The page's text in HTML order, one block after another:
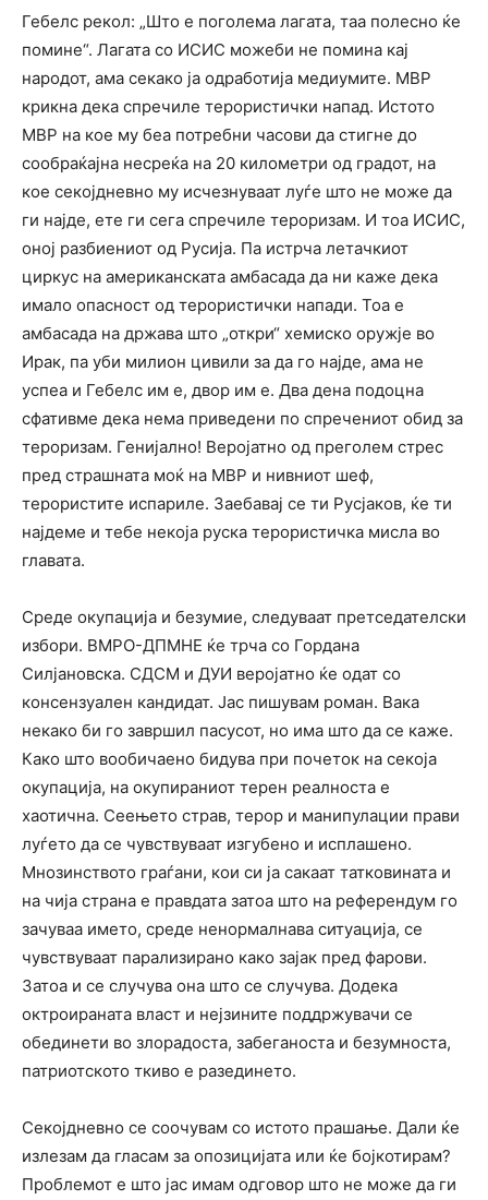
Гебелс рекол: „Што е поголема лагата, таа полесно ќе
помине“. Лагата со ИСИС можеби не помина кај
народот, ама секако ја одработија медиумите. МВР
крикна дека спречиле терористички напад. Истото
МВР на кое му беа потребни часови да стигне до
сообраќајна несреќа на 20 километри од градот, на
кое секојдневно му исчезнуваат луѓе што не може да
ги најде, ете ги сега спречиле тероризам. И тоа ИСИС,
оној разбиениот од Русија. Па истрча летачкиот
циркус на американската амбасада да ни каже дека
имало опасност од терористички напади. Тоа е
амбасада на држава што „откри“ хемиско оружје во
Ирак, па уби милион цивили за да го најде, ама не
успеа и Гебелс им е, двор им е. Два дена подоцна
сфативме дека нема приведени по спречениот обид за
тероризам. Генијално! Веројатно од преголем стрес
пред страшната моќ на МВР и нивниот шеф,
терористите испариле. Заебавај се ти Русјаков, ќе ти
најдеме и тебе некоја руска терористичка мисла во
главата.
Среде окупација и безумие, следуваат претседателски
избори. ВМРО-ДПМНЕ ќе трча со Гордана
Силјановска. СДСМ и ДУИ веројатно ќе одат со
консензуален кандидат. Јас пишувам роман. Вака
некако би го завршил пасусот, но има што да се каже.
Како што вообичаено бидува при почеток на секоја
окупација, на окупираниот терен реалноста е
хаотична. Сеењето страв, терор и манипулации прави
луѓето да се чувствуваат изгубено и исплашено.
Мнозинството граѓани, кои си ја сакаат татковината и
на чија страна е правдата затоа што на референдум го
зачуваа името, среде ненормалнава ситуација, се
чувствуваат парализирано како зајак пред фарови.
Затоа и се случува она што се случува. Додека
октроираната власт и нејзините поддржувачи се
обединети во злорадоста, забеганоста и безумноста,
патриотското ткиво е разединето.
Секојдневно се соочувам со истото прашање. Дали ќе
излезам да гласам за опозицијата или ќе бојкотирам?
Проблемот е што јас имам одговор што не може да ги